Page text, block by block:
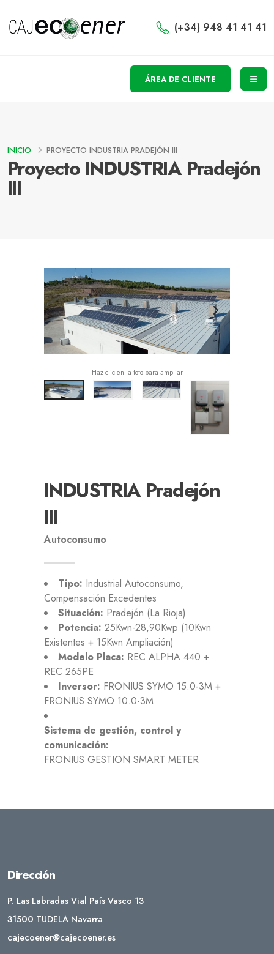
(+34) 948 41 41 41
ÁREA DE CLIENTE
Proyecto INDUSTRIA Pradejón
III
INICIO PROYECTO INDUSTRIA PRADEJÓN III
Haz clic en la foto para ampliar
INDUSTRIA Pradejón
III
Autoconsumo
Tipo: Industrial Autoconsumo,
Compensación Excedentes
Situación: Pradejón (La Rioja)
Potencia: 25Kwn-28,90Kwp (10Kwn
Existentes + 15Kwn Ampliación)
Modelo Placa: REC ALPHA 440 +
REC 265PE
Inversor: FRONIUS SYMO 15.0-3M +
FRONIUS SYMO 10.0-3M
Sistema de gestión, control y
comunicación:
FRONIUS GESTION SMART METER
Dirección
P. Las Labradas Vial País Vasco 13
31500 TUDELA Navarra
cajecoener@cajecoener.es